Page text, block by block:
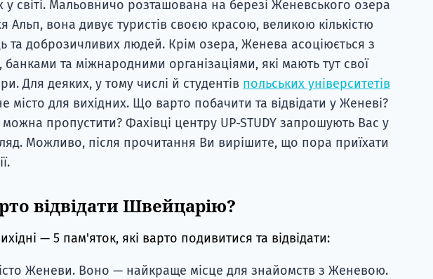
у світі. Мальовничо розташована на березі Женевського озера
Альп, вона дивує туристів своєю красою, великою кількістю
та доброзичливих людей. Крім озера, Женева асоціюється з
та міжнародними організаціями, які мають тут свої
Для деяких, у тому числі й студентів польських університетів
місто для вихідних. Що варто побачити та відвідати у Женеві?
пропустити? Фахівці центру UP-STUDY запрошують Вас у
Можливо, після прочитання Ви вирішите, що пора приїхати
відвідати Швейцарію?
— 5 пам'яток, які варто подивитися та відвідати:
Женеви. Воно — найкраще місце для знайомств з Женевою.